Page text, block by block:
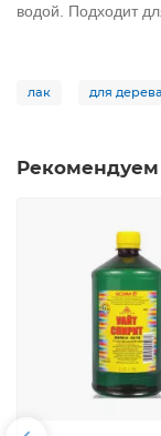
водой. Подходит
лак для дерева
Рекомендуем